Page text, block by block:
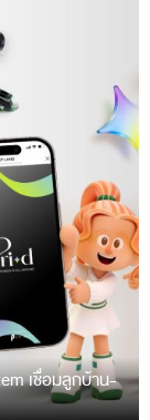
เชื่อมลูกบ้าน-